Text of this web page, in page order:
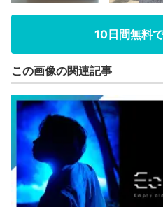
10日間無料
この画像の関連記事